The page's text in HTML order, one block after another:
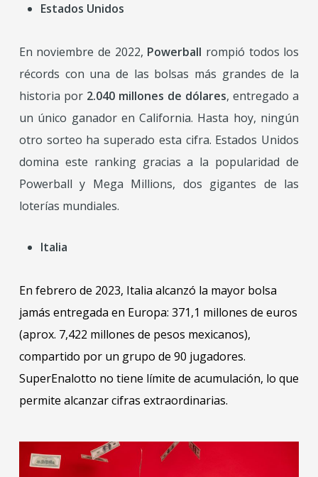
Estados Unidos
En noviembre de 2022, Powerball rompió todos los
récords con una de las bolsas más grandes de la
historia por2.040 millones de dólares, entregado a
un único ganador en California. Hasta hoy, ningún
otro sorteo ha superado esta cifra. Estados Unidos
domina este ranking gracias a la popularidad de
Powerball y Mega Millions, dos gigantes de las
loterías mundiales.
Italia
En febrero de 2023, Italia alcanzó la mayor bolsa
jamás entregada en Europa: 371,1 millones de euros
(aprox. 7,422 millones de pesos mexicanos),
compartido por un grupo de 90 jugadores.
SuperEnalotto no tiene límite de acumulación, lo que
permite alcanzar cifras extraordinarias.